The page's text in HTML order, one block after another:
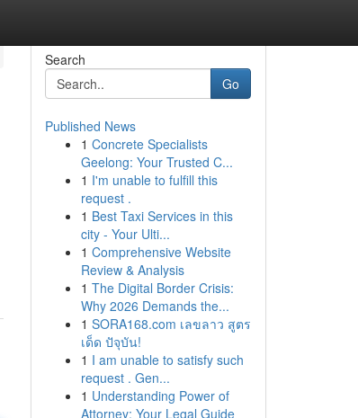
Search
Go
Published News
1 Concrete Specialists
Geelong: Your Trusted C...
1 I'm unable to fulfill this
request .
1 Best Taxi Services in this
city - Your Ulti...
1 Comprehensive Website
Review & Analysis
1 The Digital Border Crisis:
Why 2026 Demands the...
1 SORA168.com เลขลาว สูตร
เด็ด ปัจุบัน!
1 I am unable to satisfy such
request . Gen...
1 Understanding Power of
Attorney: Your Legal Guide